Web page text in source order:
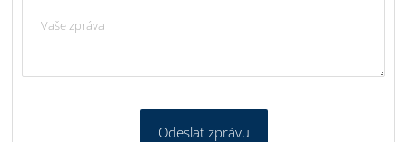
Odeslat zprávu